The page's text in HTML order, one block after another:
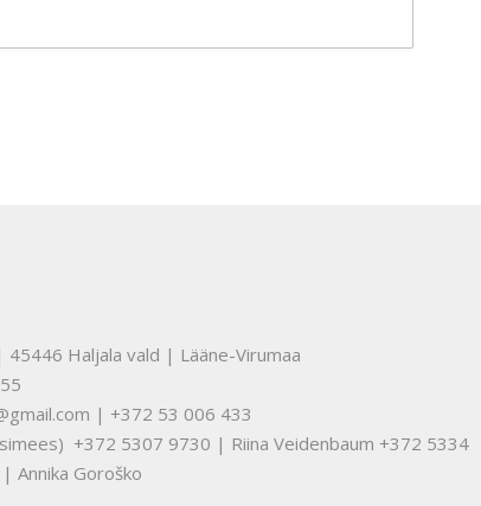
Haljala vald | Lääne-Virumaa
| +372 53 006 433
+372 5307 9730 | Riina Veidenbaum +372 5334
Goroško